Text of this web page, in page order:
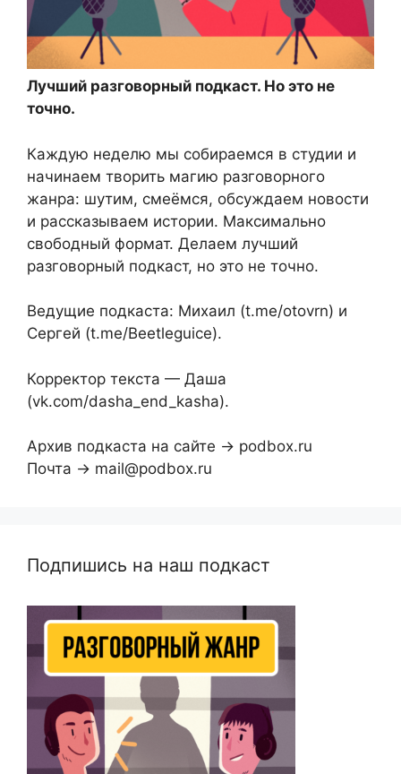
Лучший разговорный подкаст. Но это не
точно.
Каждую неделю мы собираемся в студии и
начинаем творить магию разговорного
жанра: шутим, смеёмся, обсуждаем новости
и рассказываем истории. Максимально
свободный формат. Делаем лучший
разговорный подкаст, но это не точно.
Ведущие подкаста: Михаил (t.me/otovrn) и
Сергей (t.me/Beetleguice).
Корректор текста — Даша
(vk.com/dasha_end_kasha).
Архив подкаста на сайте → podbox.ru
Почта → mail@podbox.ru
Подпишись на наш подкаст